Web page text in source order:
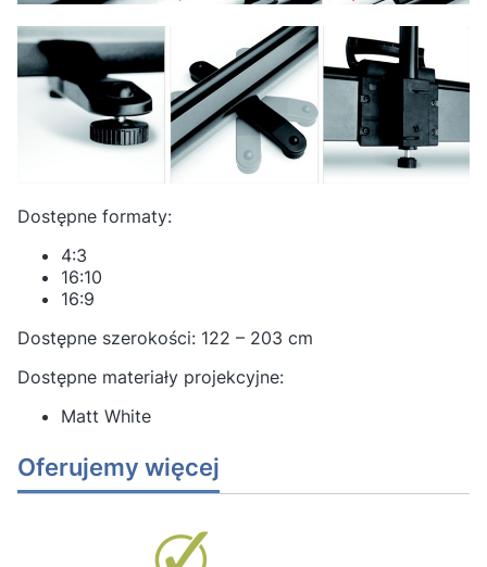
Dostępne formaty:
4:3
16:10
16:9
Dostępne szerokości: 122 – 203 cm
Dostępne materiały projekcyjne:
Matt White
Oferujemy więcej